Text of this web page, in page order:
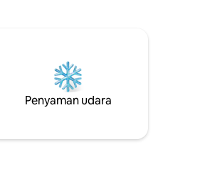
dan pemandangan.
Penyaman udara